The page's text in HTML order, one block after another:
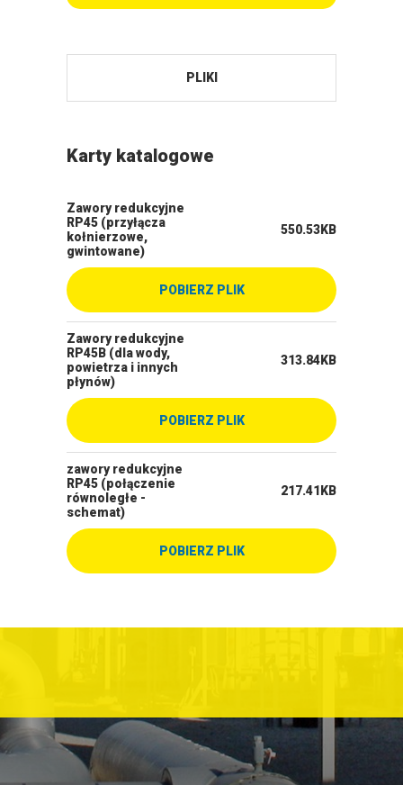
PLIKI
Karty katalogowe
Zawory redukcyjne
RP45 (przyłącza
kołnierzowe,
gwintowane)
550.53KB
POBIERZ PLIK
Zawory redukcyjne
RP45B (dla wody,
powietrza i innych
płynów)
313.84KB
POBIERZ PLIK
zawory redukcyjne
RP45 (połączenie
równoległe -
schemat)
217.41KB
POBIERZ PLIK